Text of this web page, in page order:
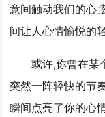
意间触动我们的心
间让人心情愉悦的
或许,你曾在某
突然一阵轻快的节
瞬间点亮了你的心